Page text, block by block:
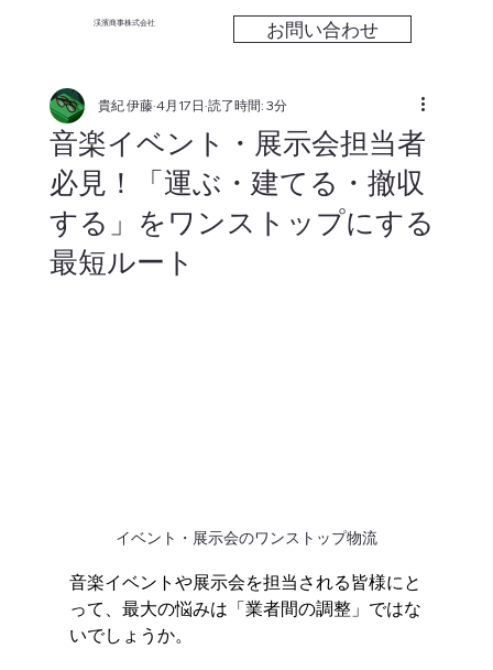
渓濱商事株式会社 お問い合わせ
音楽イベント・展示会担当者
必見！「運ぶ・建てる・撤収
する」をワンストップにする
最短ルート
貴紀 伊藤 4月17日 読了時間: 3分
イベント・展示会のワンストップ物流
音楽イベントや展示会を担当される皆様にと
って、最大の悩みは「業者間の調整」ではな
いでしょうか。